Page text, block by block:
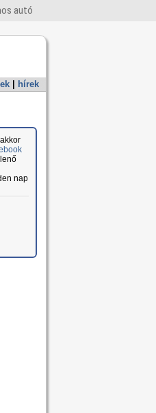
autó
hírek
nap